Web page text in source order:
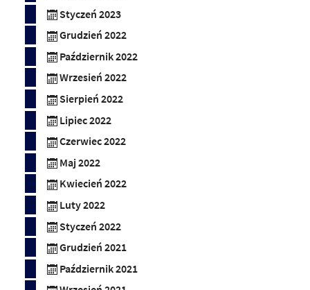
Styczeń 2023
Grudzień 2022
Październik 2022
Wrzesień 2022
Sierpień 2022
Lipiec 2022
Czerwiec 2022
Maj 2022
Kwiecień 2022
Luty 2022
Styczeń 2022
Grudzień 2021
Październik 2021